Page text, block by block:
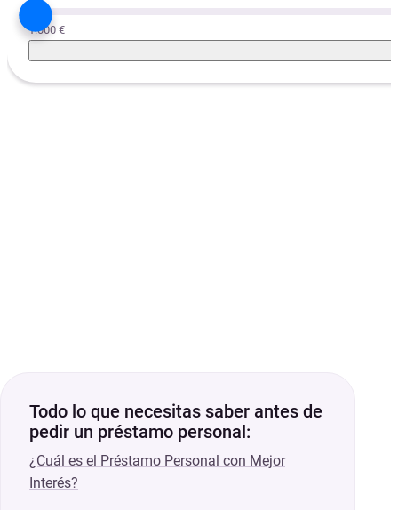
1.000 €
Todo lo que necesitas saber antes de
pedir un préstamo personal:
¿Cuál es el Préstamo Personal con Mejor
Interés?